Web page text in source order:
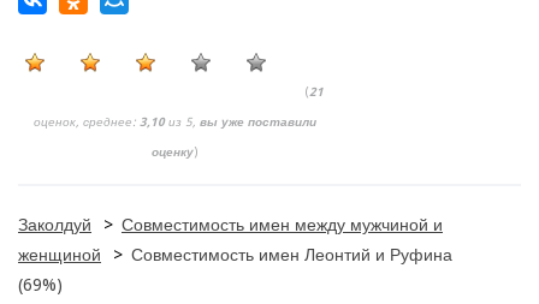
(21
оценок, среднее: 3,10из 5, вы уже поставили
оценку)
Заколдуй > Совместимость имен между мужчиной и
женщиной
> Совместимость имен Леонтий и Руфина
(69%)